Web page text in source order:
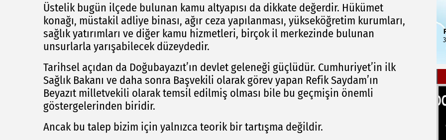
Üstelik bugün ilçede bulunan kamu altyapısı da dikkate değerdir. Hükümet
konağı, müstakil adliye binası, ağır ceza yapılanması, yükseköğretim kurumları,
sağlık yatırımları ve diğer kamu hizmetleri, birçok il merkezinde bulunan
unsurlarla yarışabilecek düzeydedir.
Tarihsel açıdan da Doğubayazıt’ın devlet geleneği güçlüdür. Cumhuriyet’in ilk
Sağlık Bakanı ve daha sonra Başvekili olarak görev yapan Refik Saydam’ın
Beyazıt milletvekili olarak temsil edilmiş olması bile bu geçmişin önemli
göstergelerinden biridir.
Ancak bu talep bizim için yalnızca teorik bir tartışma değildir.